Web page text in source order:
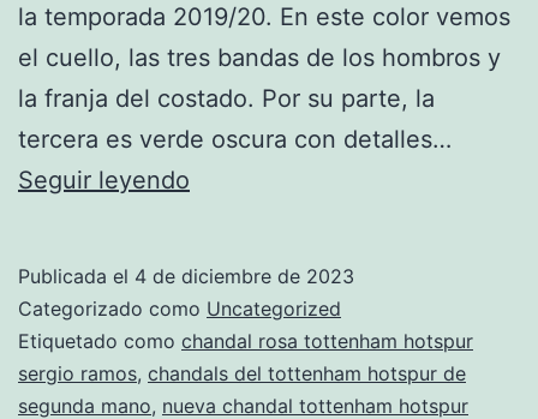
la temporada 2019/20. En este color vemos
el cuello, las tres bandas de los hombros y
la franja del costado. Por su parte, la
tercera es verde oscura con detalles…
Seguir leyendo
hotspur
2019
comprar
Publicada el 4 de diciembre de 2023
Categorizado como Uncategorized
Etiquetado como chandal rosa tottenham hotspur
sergio ramos, chandals del tottenham hotspur de
segunda mano, nueva chandal tottenham hotspur